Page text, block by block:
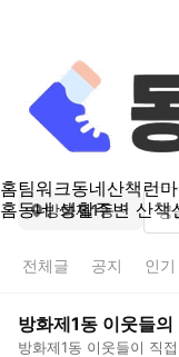
홈팀워크동네산책런
홈동네 생활주변 산책
방화제1동
전체글 공지 인기
방화제1동 이웃들의
방화제1동 이웃들이 직